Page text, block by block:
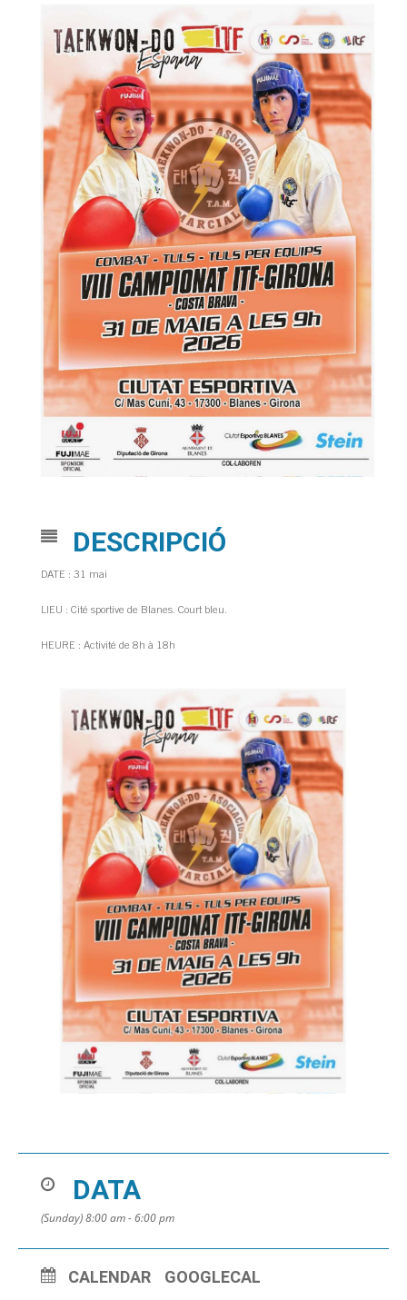
DESCRIPCIÓ
DATE : 31 mai
LIEU : Cité sportive de Blanes. Court bleu.
HEURE : Activité de 8h à 18h
DATA
(Sunday) 8:00 am - 6:00 pm
CALENDAR GOOGLECAL